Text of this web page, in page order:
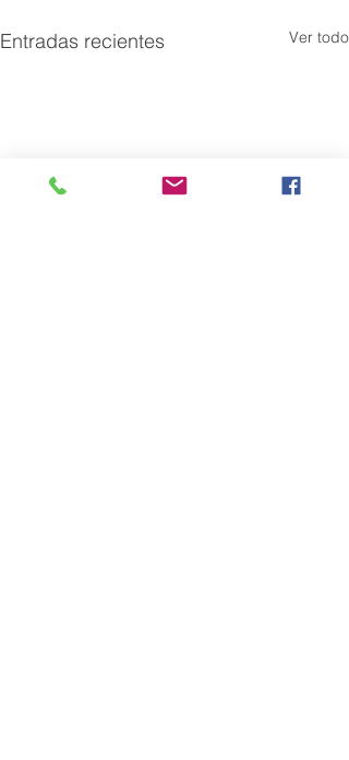
Entradas recientes Ver todo